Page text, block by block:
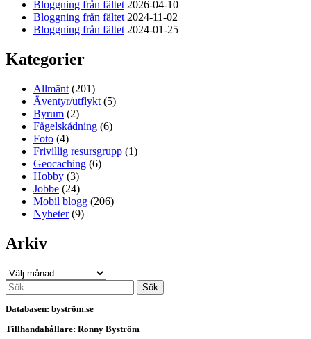
Bloggning från fältet 2026-04-10
Bloggning från fältet 2024-11-02
Bloggning från fältet 2024-01-25
Kategorier
Allmänt (201)
Äventyr/utflykt (5)
Byrum (2)
Fågelskådning (6)
Foto (4)
Frivillig resursgrupp (1)
Geocaching (6)
Hobby (3)
Jobbe (24)
Mobil blogg (206)
Nyheter(9)
Arkiv
Arkiv
Sök
efter:
Databasen: byström.se
Tillhandahållare: Ronny Byström